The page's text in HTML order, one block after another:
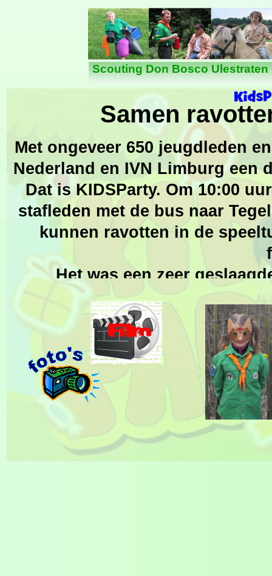
Nieuws
Scouting Don Bosco Ulestraten
Met ongeveer 650 jeugdleden
Nederland en IVN Limburg een
Dat is KIDSParty. Om 10:00
stafleden met de bus naar
kunnen ravotten in de
Het was een zeer
Samen